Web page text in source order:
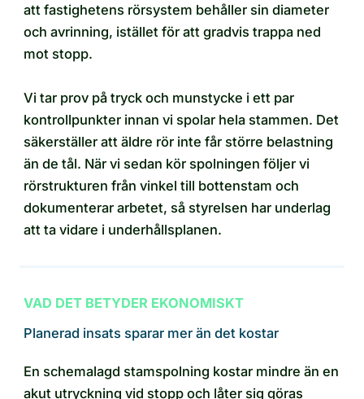
att fastighetens rörsystem behåller sin diameter
och avrinning, istället för att gradvis trappa ned
mot stopp.
Vi tar prov på tryck och munstycke i ett par
kontrollpunkter innan vi spolar hela stammen. Det
säkerställer att äldre rör inte får större belastning
än de tål. När vi sedan kör spolningen följer vi
rörstrukturen från vinkel till bottenstam och
dokumenterar arbetet, så styrelsen har underlag
att ta vidare i underhållsplanen.
VAD DET BETYDER EKONOMISKT
Planerad insats sparar mer än det kostar
En schemalagd stamspolning kostar mindre än en
akut utryckning vid stopp och låter sig göras